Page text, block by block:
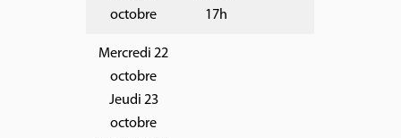
octobre
17h
Mercredi 22
octobre
Jeudi 23
octobre